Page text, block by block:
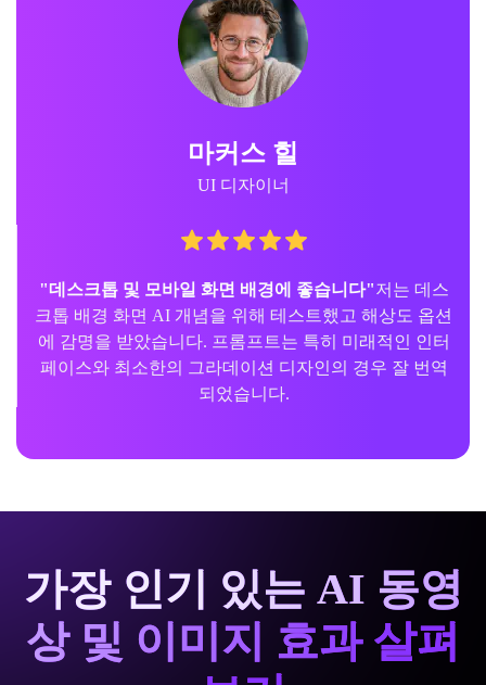
마커스 힐
UI 디자이너
"데스크톱 및 모바일 화면 배경에 좋습니다"저는 데스
크톱 배경 화면 AI 개념을 위해 테스트했고 해상도 옵션
에 감명을 받았습니다. 프롬프트는 특히 미래적인 인터
페이스와 최소한의 그라데이션 디자인의 경우 잘 번역
되었습니다.
가장 인기 있는 AI 동영
상 및 이미지 효과 살펴